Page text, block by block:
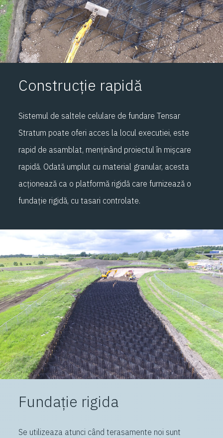
Construcție rapidă
Sistemul de saltele celulare de fundare Tensar
Stratum poate oferi acces la locul executiei, este
rapid de asamblat, menținând proiectul în mișcare
rapidă. Odată umplut cu material granular, acesta
acționează ca o platformă rigidă care furnizează o
fundație rigidă, cu tasari controlate.
Fundație rigida
Se utilizeaza atunci când terasamente noi sunt